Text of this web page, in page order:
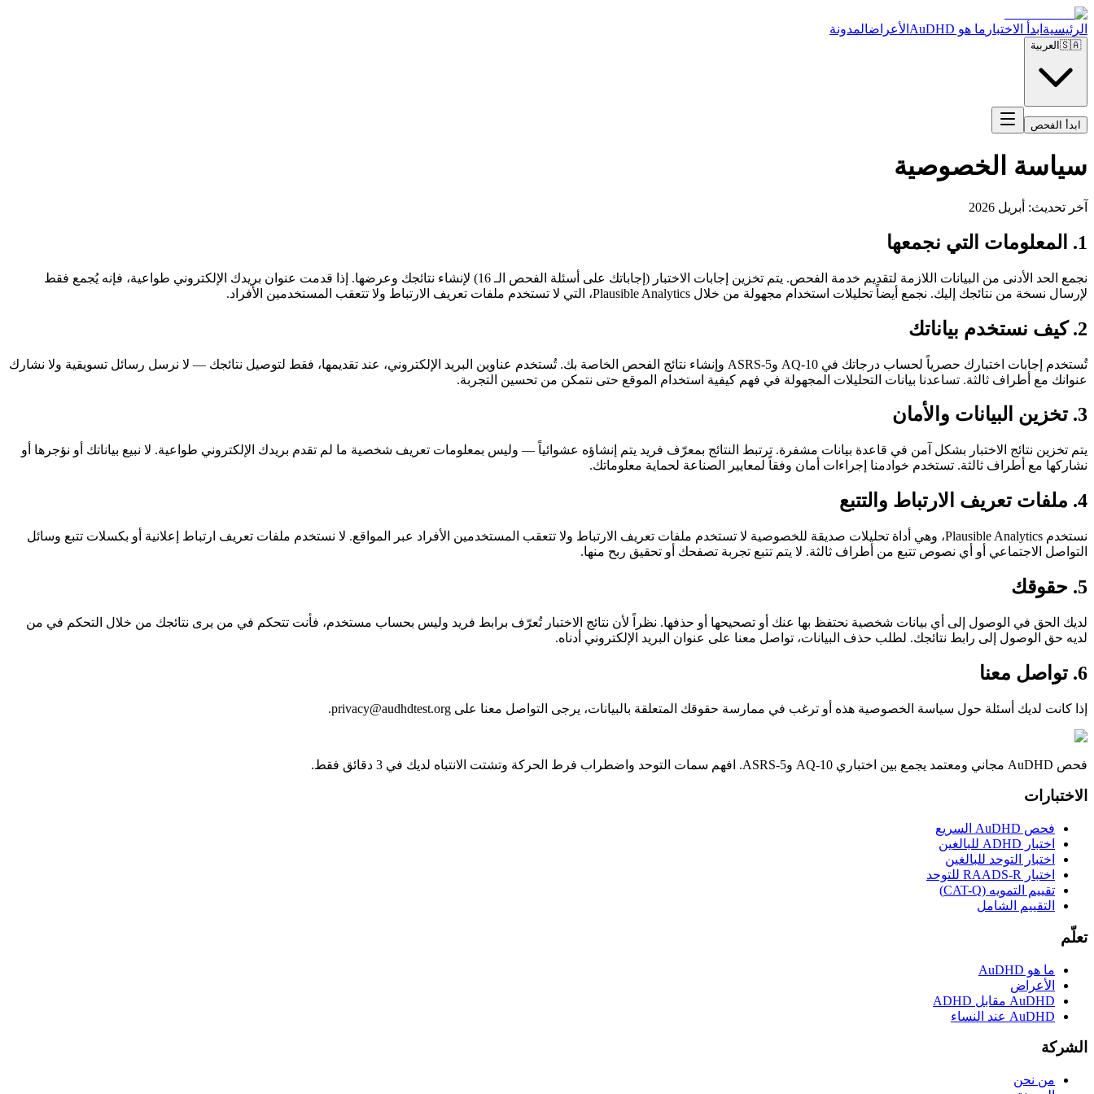
الرئيسية ابدأ الاختبار ما هو AuDHD الأعراضالمدونة
🇸🇦 العربية
ابدأ الفحص
سياسة الخصوصية
آخر تحديث: أبريل 2026
1. المعلومات التي نجمعها
نجمع الحد الأدنى من البيانات اللازمة لتقديم خدمة الفحص. يتم تخزين إجابات الاختبار (إجاباتك على أسئلة الفحص الـ 16) لإنشاء نتائجك وعرضها. إذا قدمت عنوان بريدك الإلكتروني طواعية، فإنه يُجمع فقط
لإرسال نسخة من نتائجك إليك. نجمع أيضاً تحليلات استخدام مجهولة من خلال Plausible Analytics، التي لا تستخدم ملفات تعريف الارتباط ولا تتعقب المستخدمين الأفراد.
2. كيف نستخدم بياناتك
تُستخدم إجابات اختبارك حصرياً لحساب درجاتك في AQ-10 وASRS-5 وإنشاء نتائج الفحص الخاصة بك. تُستخدم عناوين البريد الإلكتروني، عند تقديمها، فقط لتوصيل نتائجك — لا نرسل رسائل تسويقية ولا نشارك
عنوانك مع أطراف ثالثة. تساعدنا بيانات التحليلات المجهولة في فهم كيفية استخدام الموقع حتى نتمكن من تحسين التجربة.
3. تخزين البيانات والأمان
يتم تخزين نتائج الاختبار بشكل آمن في قاعدة بيانات مشفرة. ترتبط النتائج بمعرّف فريد يتم إنشاؤه عشوائياً — وليس بمعلومات تعريف شخصية ما لم تقدم بريدك الإلكتروني طواعية. لا نبيع بياناتك أو نؤجرها أو
نشاركها مع أطراف ثالثة. تستخدم خوادمنا إجراءات أمان وفقاً لمعايير الصناعة لحماية معلوماتك.
4. ملفات تعريف الارتباط والتتبع
نستخدم Plausible Analytics، وهي أداة تحليلات صديقة للخصوصية لا تستخدم ملفات تعريف الارتباط ولا تتعقب المستخدمين الأفراد عبر المواقع. لا نستخدم ملفات تعريف ارتباط إعلانية أو بكسلات تتبع وسائل
التواصل الاجتماعي أو أي نصوص تتبع من أطراف ثالثة. لا يتم تتبع تجربة تصفحك أو تحقيق ربح منها.
5. حقوقك
لديك الحق في الوصول إلى أي بيانات شخصية نحتفظ بها عنك أو تصحيحها أو حذفها. نظراً لأن نتائج الاختبار تُعرّف برابط فريد وليس بحساب مستخدم، فأنت تتحكم في من يرى نتائجك من خلال التحكم في من
لديه حق الوصول إلى رابط نتائجك. لطلب حذف البيانات، تواصل معنا على عنوان البريد الإلكتروني أدناه.
6. تواصل معنا
إذا كانت لديك أسئلة حول سياسة الخصوصية هذه أو ترغب في ممارسة حقوقك المتعلقة بالبيانات، يرجى التواصل معنا على privacy@audhdtest.org
.
فحص AuDHD مجاني ومعتمد يجمع بين اختباري AQ-10 وASRS-5. افهم سمات التوحد واضطراب فرط الحركة وتشتت الانتباه لديك في 3 دقائق فقط.
الاختبارات
فحص AuDHD السريع
اختبار ADHD للبالغين
اختبار التوحد للبالغين
اختبار RAADS-R للتوحد
تقييم التمويه (CAT-Q)
التقييم الشامل
تعلّم
ما هو AuDHD
الأعراض
AuDHD مقابل ADHD
AuDHD عند النساء
الشركة
من نحن